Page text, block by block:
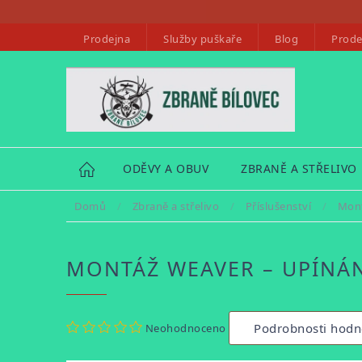
Prodejna Služby puškaře Blog
HOME ODĚVY A OBUV ZBRANĚ A STŘELIVO
Domů / Zbraně a střelivo / Příslušenství /
MONTÁŽ WEAVER –
hodnocení
Neohodnoceno Podrobnosti